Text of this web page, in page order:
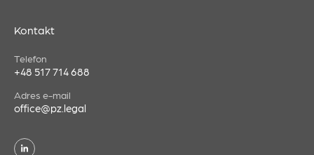
Kontakt
Telefon
+48 517 714 688
Adres e-mail
office@pz.legal